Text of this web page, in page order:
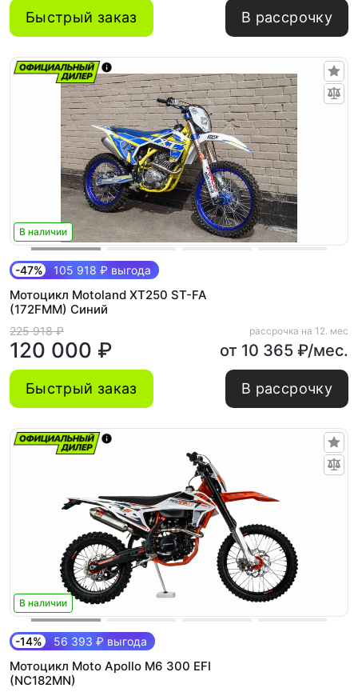
Быстрый заказ В рассрочку
В наличии
-47% 105 918 ₽ выгода
Мотоцикл Motoland XT250 ST-FA
(172FMM) Синий
225 918 ₽
120 000 ₽
рассрочка на 12. мес
от 10 365 ₽/мес.
Быстрый заказ В рассрочку
В наличии
-14% 56 393 ₽ выгода
Мотоцикл Moto Apollo M6 300 EFI
(NC182MN)